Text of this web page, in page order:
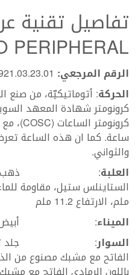
تفاصيل تقنية
PERIPHERAL
الرقم المرجعي:
الحركة
كرونومتر شهادة المعهد
ساعة. كما ان هذه الساعة
والثواني.
العلبة
ملم، الارتفاع 11.2 ملم
الميناء:
السوار: جلد تمساح